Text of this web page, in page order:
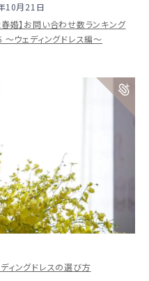
10月21日
春婚】お問い合わせ数ランキング
〜ウェディングドレス編〜
ィングドレスの選び方